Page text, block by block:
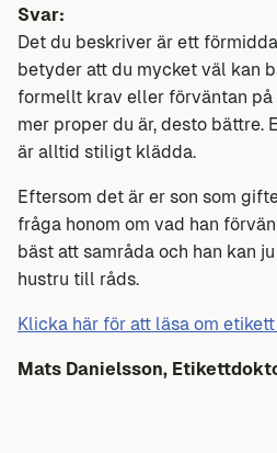
Svar:
Det du beskriver är ett
betyder att du mycket väl kan
formellt krav eller förväntan på
mer proper du är, desto bättre.
är alltid stiligt klädda.
Eftersom det är er son som
fråga honom om vad han
bäst att samråda och han kan
hustru till råds.
Klicka här för att läsa om etikett
Mats Danielsson,